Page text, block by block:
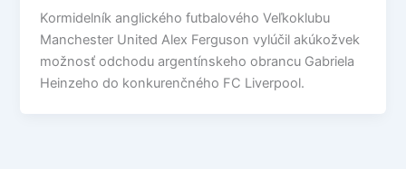
Kormidelník anglického futbalového Veľkoklubu
Manchester United Alex Ferguson vylúčil akúkožvek
možnosť odchodu argentínskeho obrancu Gabriela
Heinzeho do konkurenčného FC Liverpool.